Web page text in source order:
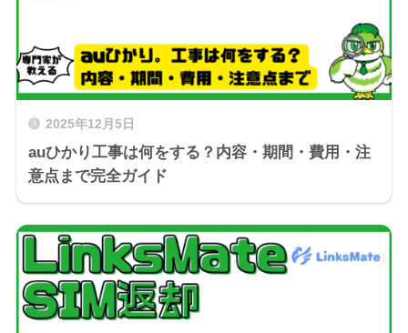
2025年12月5日
auひかり工事は何をする？内容・期間・費用・注
意点まで完全ガイド